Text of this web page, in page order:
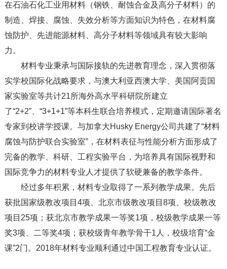
在石油石化工业用材料（钢铁、耐蚀合金及高分子材料）的
制造、焊接、腐蚀、失效分析等方面知识为特色，在材料腐
蚀防护、先进能源材料、高分子材料等领域具有较大影响
力。
材料专业秉承与国际接轨的先进教育理念，深入贯彻落
实学校国际化战略要求，与澳大利亚西澳大学、美国阿贡国
家实验室等共计21所海外高水平科研院所建立
了“2+2”、“3+1+1”等本科生联合培养模式，定期邀请国际著名
专家到校讲学授课。与加拿大Husky Energy公司共建了“材料
腐蚀与防护联合实验室”，在材料表征与性能分析方面形成了
完备的教学、科研、工程实验平台，为培养具有国际视野和
国际竞争力的材料专业人才提供了软硬兼备的教学条件。
经过多年积累，材料专业取得了一系列教学成果。先后
获批国家级教改项目4项、北京市级教改项目8项、校级教改
项目25项；获北京市教学成果一等奖1项，校级教学成果一等
奖3项、二等奖4项；获校级青年教学骨干1人，校级培育“金
课”2门。2018年材料专业顺利通过中国工程教育专业认证。